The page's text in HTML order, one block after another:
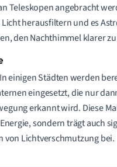
Teleskopen angebracht
herausfiltern und es
den Nachthimmel klarer
In einigen Städten werden
eingesetzt, die nur
erkannt wird. Diese
sondern trägt auch
von Lichtverschmutzung bei.